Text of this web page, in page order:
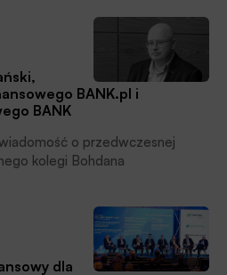
BANK.pl i
BANK
o przedwczesnej
kolegi Bohdana
dla